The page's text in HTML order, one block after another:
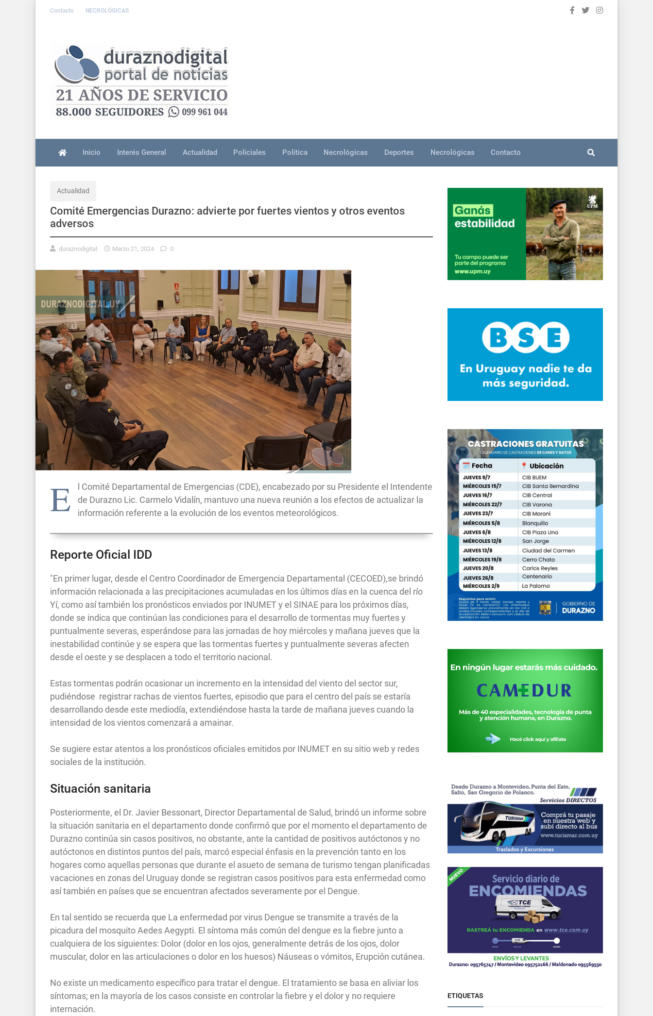
Contacto NECROLÓGICAS
Inicio Interés General Actualidad Policiales Política Necrológicas Deportes Necrológicas Contacto
Actualidad
Comité Emergencias Durazno: advierte por fuertes vientos y otros eventos
adversos
duraznodigital Marzo 21, 2024 0
E
l Comité Departamental de Emergencias (CDE), encabezado por su Presidente el Intendente
de Durazno Lic. Carmelo Vidalín, mantuvo una nueva reunión a los efectos de actualizar la
información referente a la evolución de los eventos meteorológicos.
Reporte Oficial IDD
"En primer lugar, desde el Centro Coordinador de Emergencia Departamental (CECOED),se brindó
información relacionada a las precipitaciones acumuladas en los últimos días en la cuenca del río
Yí, como así también los pronósticos enviados por INUMET y el SINAE para los próximos días,
donde se indica que continúan las condiciones para el desarrollo de tormentas muy fuertes y
puntualmente severas, esperándose para las jornadas de hoy miércoles y mañana jueves que la
inestabilidad continúe y se espera que las tormentas fuertes y puntualmente severas afecten
desde el oeste y se desplacen a todo el territorio nacional.
Estas tormentas podrán ocasionar un incremento en la intensidad del viento del sector sur,
pudiéndose registrar rachas de vientos fuertes, episodio que para el centro del país se estaría
desarrollando desde este mediodía, extendiéndose hasta la tarde de mañana jueves cuando la
intensidad de los vientos comenzará a amainar.
Se sugiere estar atentos a los pronósticos oficiales emitidos por INUMET en su sitio web y redes
sociales de la institución.
Situación sanitaria
Posteriormente, el Dr. Javier Bessonart, Director Departamental de Salud, brindó un informe sobre
la situación sanitaria en el departamento donde confirmó que por el momento el departamento de
Durazno continúa sin casos positivos, no obstante, ante la cantidad de positivos autóctonos y no
autóctonos en distintos puntos del país, marcó especial énfasis en la prevención tanto en los
hogares como aquellas personas que durante el asueto de semana de turismo tengan planificadas
vacaciones en zonas del Uruguay donde se registran casos positivos para esta enfermedad como
así también en países que se encuentran afectados severamente por el Dengue.
En tal sentido se recuerda que La enfermedad por virus Dengue se transmite a través de la
picadura del mosquito Aedes Aegypti. El síntoma más común del dengue es la fiebre junto a
cualquiera de los siguientes: Dolor (dolor en los ojos, generalmente detrás de los ojos, dolor
muscular, dolor en las articulaciones o dolor en los huesos) Náuseas o vómitos, Erupción cutánea.
No existe un medicamento específico para tratar el dengue. El tratamiento se basa en aliviar los
síntomas; en la mayoría de los casos consiste en controlar la fiebre y el dolor y no requiere
internación.
ETIQUETAS